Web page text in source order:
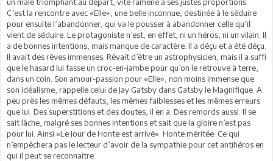
C’est la rencontre avec «Elle», une belle inconnue, destinée à le séduire
pour ensuite l’abandonner, qui va le pousser à abandonner celle qu’il
vient de séduire. Le protagoniste n’est, en effet, ni un héros, ni un vilain. Il
a de bonnes intentions, mais manque de caractère. Il a déçu et a été déçu.
Il avait des rêves immenses. Rêvait d’être un astrophysicien, mais il a suffi
que le hasard lui fasse un croc-en-jambe pour qu’on le retrouve à terre,
dans un coin. Son amour-passion pour «Elle», non moins immense que
son idéalisme, rappelle celui de Jay Gatsby dans Gatsby le Magnifique. A
peu près les mêmes défauts, les mêmes faiblesses et les mêmes erreurs
que lui. Des superstitions et des doutes, il en a. Des remords aussi. Il se
sait lâche, malgré ses bonnes intentions et sait que la gloire n’est pas
pour lui. Ainsi «Le Jour de Honte est arrivé». Honte méritée. Ce qui
n’empêchera pas le lecteur d’avoir de la sympathie pour cet antihéros en
qui il peut se reconnaître.